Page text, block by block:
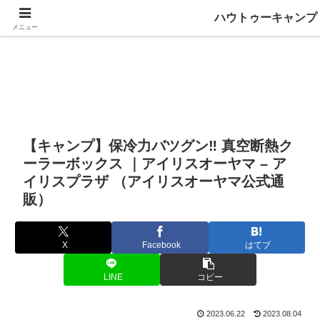
【キャンプ】保冷力バツグン‼ 真空断熱ク
ーラーボックス ｜アイリスオーヤマ – ア
イリスプラザ （アイリスオーヤマ公式通
販）
X Facebook はてブ
LINE コピー
2023.06.22 2023.08.04
メニュー
ハウトゥーキャンプ